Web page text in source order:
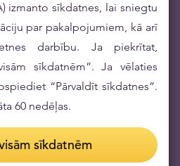
Malaiziju. Tik skaistu iespēju
izmanto sīkdatnes, lai sniegtu
par pakalpojumiem, kā arī
darbību. Ja piekrītat,
sīkdatnēm”. Ja vēlaties
“Pārvaldīt sīkdatnes”.
60 nedēļas.
sīkdatnēm